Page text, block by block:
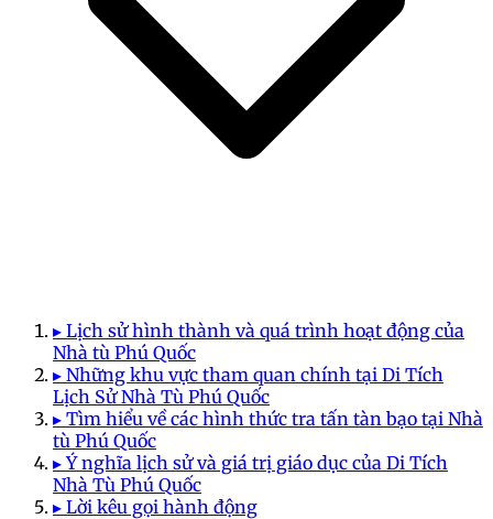
▸ Lịch sử hình thành và quá trình hoạt động của
Nhà tù Phú Quốc
▸ Những khu vực tham quan chính tại Di Tích
Lịch Sử Nhà Tù Phú Quốc
▸ Tìm hiểu về các hình thức tra tấn tàn bạo tại Nhà
tù Phú Quốc
▸ Ý nghĩa lịch sử và giá trị giáo dục của Di Tích
Nhà Tù Phú Quốc
▸ Lời kêu gọi hành động